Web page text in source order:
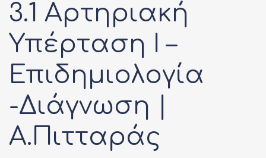
3.1 Αρτηριακή
Υπέρταση Ι –
Επιδημιολογία
-Διάγνωση |
Α.Πιτταράς